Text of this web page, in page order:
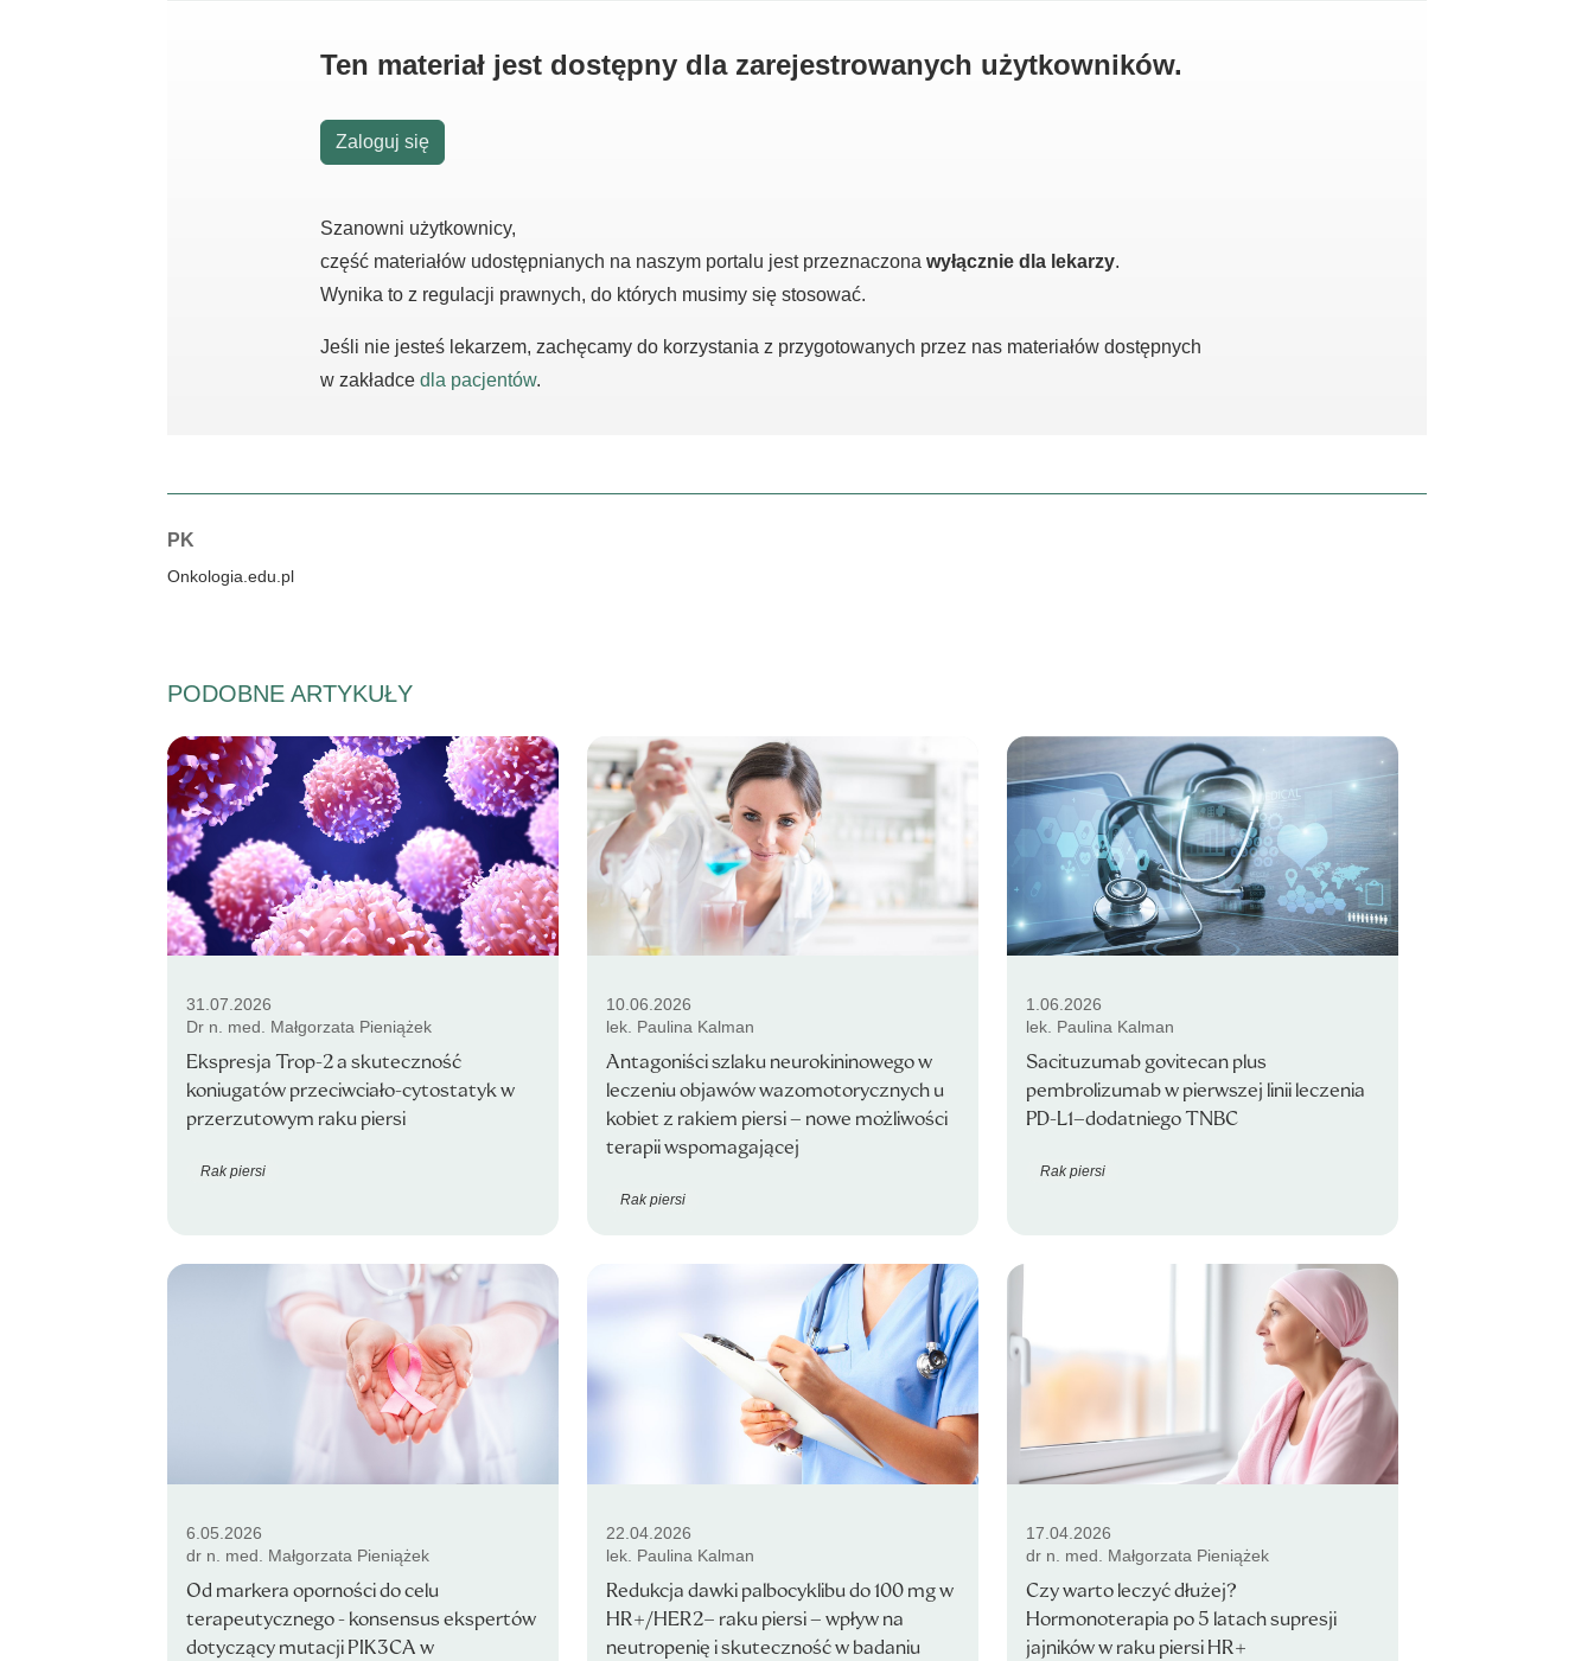
Ten materiał jest dostępny dla zarejestrowanych użytkowników.
Zaloguj się
Szanowni użytkownicy,
część materiałów udostępnianych na naszym portalu jest przeznaczona wyłącznie dla lekarzy.
Wynika to z regulacji prawnych, do których musimy się stosować.
Jeśli nie jesteś lekarzem, zachęcamy do korzystania z przygotowanych przez nas materiałów dostępnych
w zakładce dla pacjentów.
Autorzy:
PK
Onkologia.edu.pl
PODOBNE ARTYKUŁY
31.07.2026
Dr n. med. Małgorzata Pieniążek
Ekspresja Trop-2 a skuteczność
koniugatów przeciwciało-cytostatyk w
przerzutowym raku piersi
Rak piersi
10.06.2026
lek. Paulina Kalman
Antagoniści szlaku neurokininowego w
leczeniu objawów wazomotorycznych u
kobiet z rakiem piersi – nowe możliwości
terapii wspomagającej
Rak piersi
1.06.2026
lek. Paulina Kalman
Sacituzumab govitecan plus
pembrolizumab w pierwszej linii leczenia
PD-L1–dodatniego TNBC
Rak piersi
6.05.2026
dr n. med. Małgorzata Pieniążek
Od markera oporności do celu
terapeutycznego - konsensus ekspertów
dotyczący mutacji PIK3CA w
22.04.2026
lek. Paulina Kalman
Redukcja dawki palbocyklibu do 100 mg w
HR+/HER2− raku piersi – wpływ na
neutropenię i skuteczność w badaniu
17.04.2026
dr n. med. Małgorzata Pieniążek
Czy warto leczyć dłużej?
Hormonoterapia po 5 latach supresji
jajników w raku piersi HR+